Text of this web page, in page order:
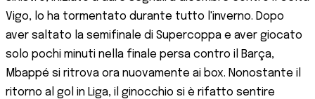
Vigo, lo ha tormentato durante tutto l'inverno. Dopo
aver saltato la semifinale di Supercoppa e aver giocato
solo pochi minuti nella finale persa contro il Barça,
Mbappé si ritrova ora nuovamente ai box. Nonostante il
ritorno al gol in Liga, il ginocchio si è rifatto sentire